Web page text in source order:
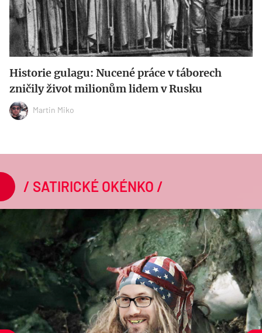
Historie gulagu: Nucené práce v táborech
zničily život milionům lidem v Rusku
Martin Miko
/ SATIRICKÉ OKÉNKO /